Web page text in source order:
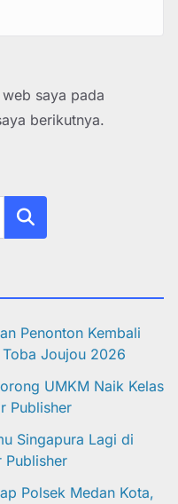
saya pada
berikutnya.
Cari
Penonton Kembali
Toba Joujou 2026
UMKM Naik Kelas
Publisher
Singapura Lagi di
Publisher
Polsek Medan Kota,